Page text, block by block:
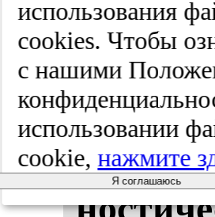
ные
ты
использования
cооkies. Чтобы
с нашими
использовании
cookie,нажмите
Я соглашаюсь